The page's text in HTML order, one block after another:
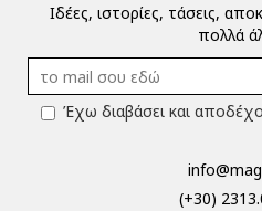
Ιδέες, ιστορίες, τάσεις,
πολλά
Έχω διαβάσει και
(+30)